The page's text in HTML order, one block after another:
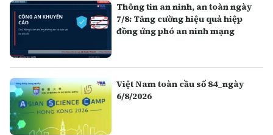
Thông tin an ninh, an toàn ngày
7/8: Tăng cường hiệu quả hiệp
đồng ứng phó an ninh mạng
Việt Nam toàn cầu số 84_ngày
6/8/2026